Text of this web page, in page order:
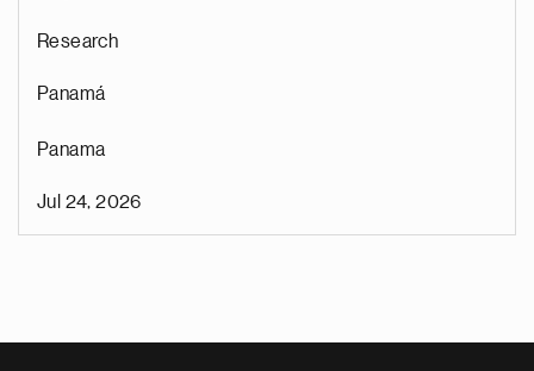
Research
Panamá
Panama
Jul 24, 2026